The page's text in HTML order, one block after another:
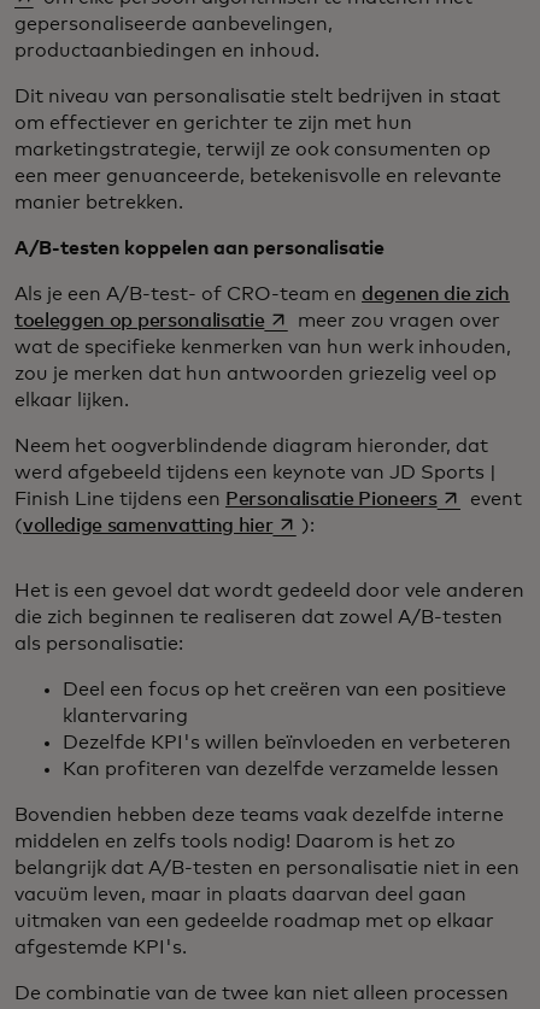
gepersonaliseerde aanbevelingen,
productaanbiedingen en inhoud.
Dit niveau van personalisatie stelt bedrijven in staat
om effectiever en gerichter te zijn met hun
marketingstrategie, terwijl ze ook consumenten op
een meer genuanceerde, betekenisvolle en relevante
manier betrekken.
A/B-testen koppelen aan personalisatie
Als je een A/B-test- of CRO-team en degenen die zich
toeleggen op personalisatieopens in a new tab
meer zou vragen over
wat de specifieke kenmerken van hun werk inhouden,
zou je merken dat hun antwoorden griezelig veel op
elkaar lijken.
Neem het oogverblindende diagram hieronder, dat
werd afgebeeld tijdens een keynote van JD Sports |
Finish Line tijdens een Personalisatie Pioneersopens in a
event
(volledige samenvatting hieropens in a new tab
):
Het is een gevoel dat wordt gedeeld door vele anderen
die zich beginnen te realiseren dat zowel A/B-testen
als personalisatie:
Deel een focus op het creëren van een positieve
klantervaring
Dezelfde KPI's willen beïnvloeden en verbeteren
Kan profiteren van dezelfde verzamelde lessen
Bovendien hebben deze teams vaak dezelfde interne
middelen en zelfs tools nodig! Daarom is het zo
belangrijk dat A/B-testen en personalisatie niet in een
vacuüm leven, maar in plaats daarvan deel gaan
uitmaken van een gedeelde roadmap met op elkaar
afgestemde KPI's.
De combinatie van de twee kan niet alleen processen